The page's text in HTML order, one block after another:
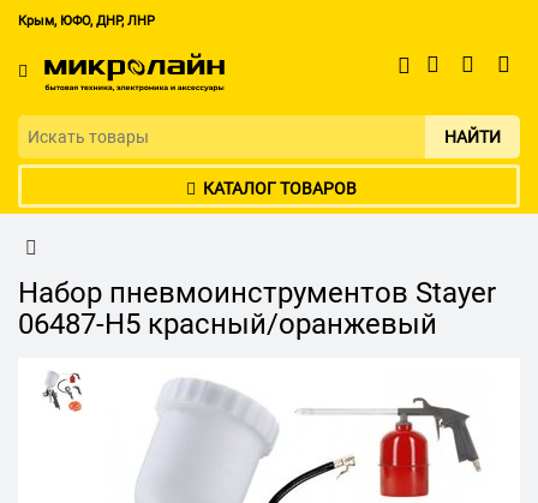
Крым, ЮФО, ДНР, ЛНР
НАЙТИ
КАТАЛОГ ТОВАРОВ
Набор пневмоинструментов Stayer
06487-H5 красный/оранжевый